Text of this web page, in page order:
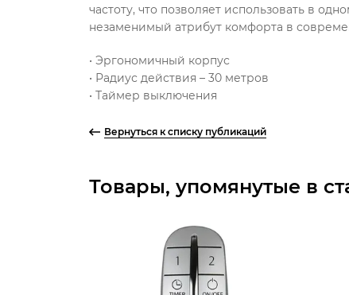
частоту, что позволяет использовать в
незаменимый атрибут комфорта в
• Эргономичный корпус
• Радиус действия – 30 метров
• Таймер выключения
Вернуться к списку публикаций
Товары, упомянутые в